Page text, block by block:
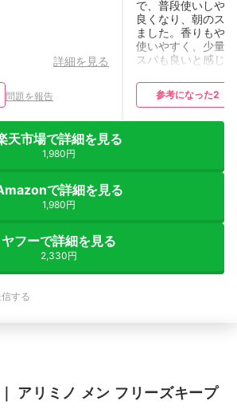
詳細を見る
問題を報告
で、普段使いしや
良くなり、朝のス
ました。香りもや
使いやすく、少量
スパも良いと感じ
参考になった2
天市場で詳細を見る
1,980円
で詳細を見る
1,980円
ヤフーで詳細を見る
2,330円
する
アリミノ メン フリーズキープ